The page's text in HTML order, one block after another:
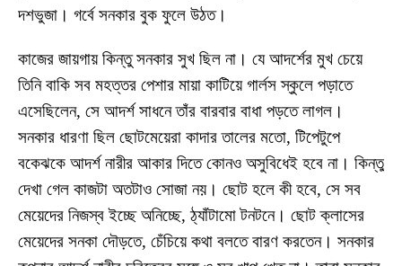
দশভুজা। গর্বে সনকার বুক ফুলে উঠত।
কাজের জায়গায় কিন্তু সনকার সুখ ছিল না। যে আদর্শের মুখ চেয়ে
তিনি বাকি সব মহত্তর পেশার মায়া কাটিয়ে গার্লস স্কুলে পড়াতে
এসেছিলেন, সে আদর্শ সাধনে তাঁর বারবার বাধা পড়তে লাগল।
সনকার ধারণা ছিল ছোটমেয়েরা কাদার তালের মতো, টিপেটুপে
বকেঝকে আদর্শ নারীর আকার দিতে কোনও অসুবিধেই হবে না। কিন্তু
দেখা গেল কাজটা অতটাও সোজা নয়। ছোট হলে কী হবে, সে সব
মেয়েদের নিজস্ব ইচ্ছে অনিচ্ছে, ঠ্যাঁটামো টনটনে। ছোট ক্লাসের
মেয়েদের সনকা দৌড়তে, চেঁচিয়ে কথা বলতে বারণ করতেন। সনকার